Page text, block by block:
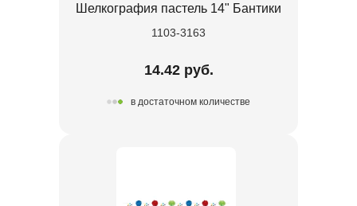
Шелкография пастель 14" Бантики
1103-3163
14.42 руб.
в достаточном количестве